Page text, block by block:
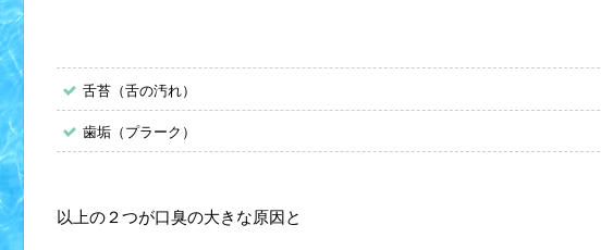
舌苔（舌の汚れ）
歯垢（プラーク）
以上の２つが口臭の大きな原因と